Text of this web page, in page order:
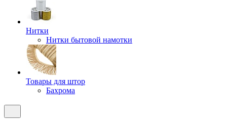
Нитки
Нитки бытовой намотки
Товары для штор
Бахрома